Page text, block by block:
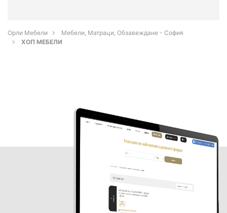
Орли Мебели
Мебели, Матраци, Обзавеждане - София
ХОП МЕБЕЛИ